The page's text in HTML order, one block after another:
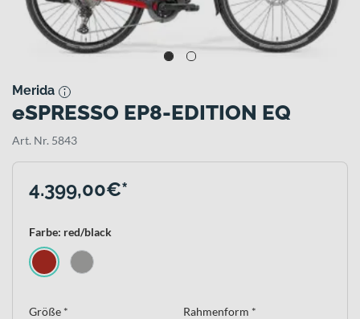
Merida
eSPRESSO EP8-EDITION EQ
Art. Nr. 5843
4.399,00€*
Farbe: red/black
Größe * Rahmenform *